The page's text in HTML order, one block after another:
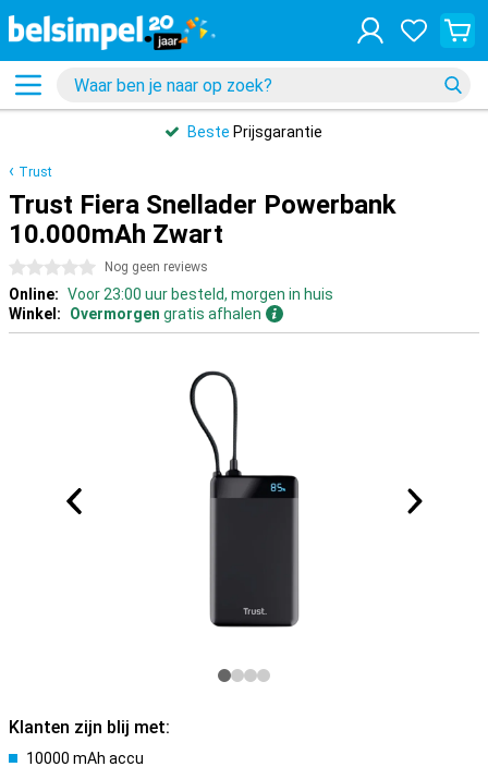
Beste Prijsgarantie
Trust
Trust Fiera Snellader Powerbank
10.000mAh Zwart
0 sterren Nog geen reviews
Online: Voor 23:00 uur besteld, morgen in huis
Winkel:
Overmorgen gratis afhalen
Klanten zijn blij met:
10000 mAh accu